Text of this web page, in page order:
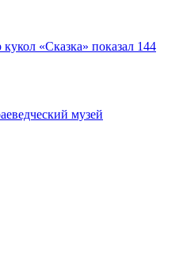
«Сказка» показал 144
музей